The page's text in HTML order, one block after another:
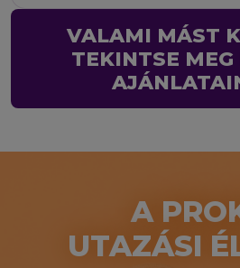
VALAMI MÁST
TEKINTSE
A
UTAZÁSI